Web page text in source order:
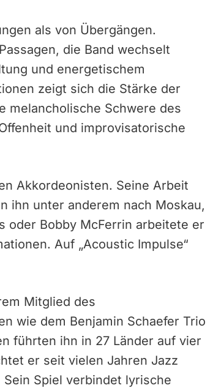
als von Übergängen.
die Band wechselt
und energetischem
zeigt sich die Stärke der
melancholische Schwere des
und improvisatorische
Akkordeonisten. Seine Arbeit
ihn unter anderem nach Moskau,
oder Bobby McFerrin arbeitete er
Auf „Acoustic Impulse“
Mitglied des
wie dem Benjamin Schaefer Trio
führten ihn in 27 Länder auf vier
er seit vielen Jahren Jazz
Spiel verbindet lyrische